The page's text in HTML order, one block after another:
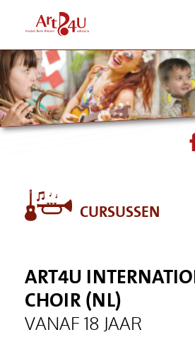
CURSUSSEN
ART4U
CHOIR (NL)
VANAF 18 JAAR